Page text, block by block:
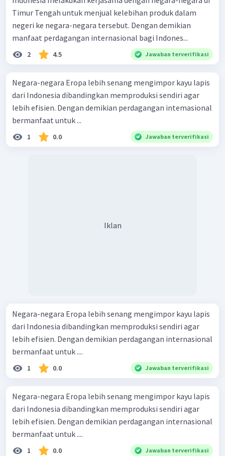
Timur Tengah untuk menjual kelebihan produk dalam
negeri ke negara-negara tersebut. Dengan demikian
manfaat perdagangan internasional bagi Indones...
2 4.5 Jawaban terverifikasi
Negara-negara Eropa lebih senang mengimpor kayu lapis
dari Indonesia dibandingkan memproduksi sendiri agar
lebih efisien. Dengan demikian perdagangan intemasional
bermanfaat untuk ...
1 0.0 Jawaban terverifikasi
Iklan
Negara-negara Eropa lebih senang mengimpor kayu lapis
dari Indonesia dibandingkan memproduksi sendiri agar
lebih efisien. Dengan demikian perdagangan internasional
bermanfaat untuk ....
1 0.0 Jawaban terverifikasi
Negara-negara Eropa lebih senang mengimpor kayu lapis
dari Indonesia dibandingkan memproduksi sendiri agar
lebih efisien. Dengan demikian perdagangan internasional
bermanfaat untuk ....
1 0.0 Jawaban terverifikasi